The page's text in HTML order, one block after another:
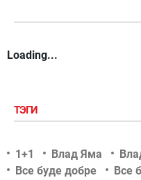
Loading...
ТЭГИ
1+1 Влад Яма
Все буде добре
Все